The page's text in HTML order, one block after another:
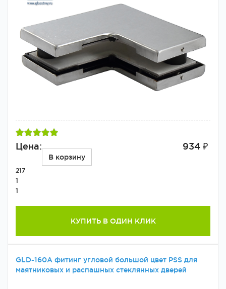
Цена: 934 ₽
В корзину
217
1
1
КУПИТЬ В ОДИН КЛИК
GLD-160A фитинг угловой большой цвет PSS для
маятниковых и распашных стеклянных дверей